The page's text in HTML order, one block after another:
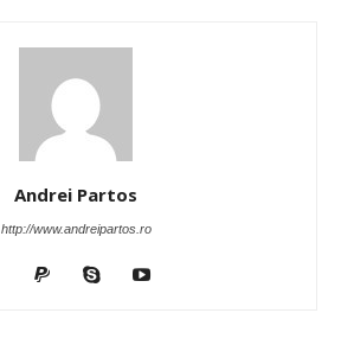
Andrei Partos
http://www.andreipartos.ro